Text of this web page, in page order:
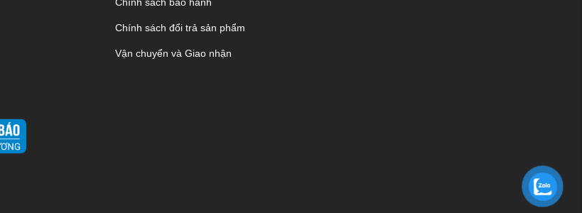
Chính sách đổi trả sản phẩm
Vận chuyển và Giao nhận